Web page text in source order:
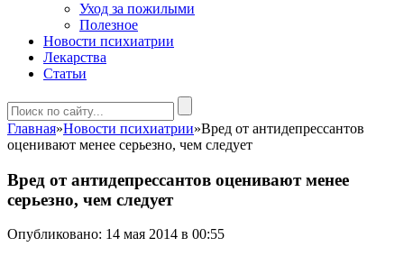
Уход за пожилыми
Полезное
Новости психиатрии
Лекарства
Статьи
Главная»Новости психиатрии»Вред от антидепрессантов
оценивают менее серьезно, чем следует
Вред от антидепрессантов оценивают менее
серьезно, чем следует
Опубликовано: 14 мая 2014 в 00:55